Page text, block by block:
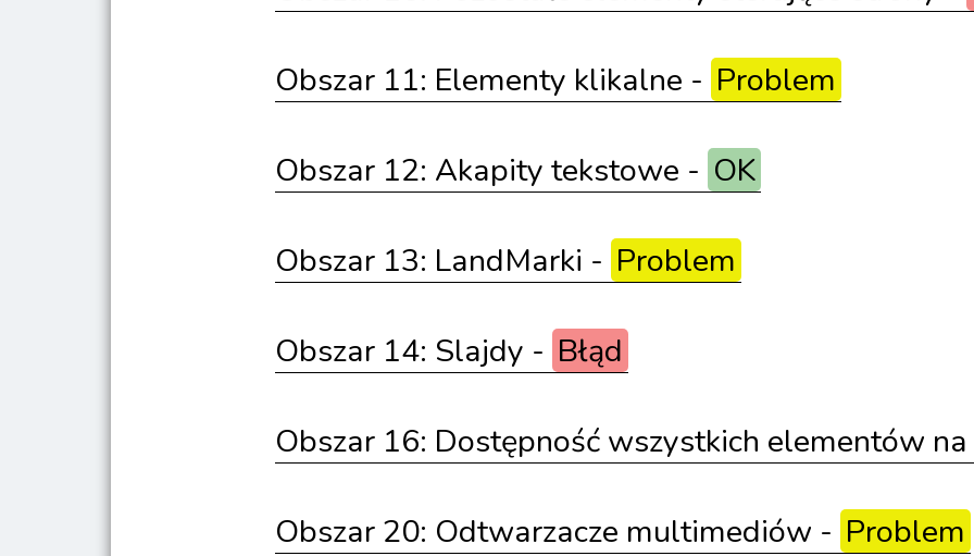
Obszar 11: Elementy klikalne - Problem
Obszar 12: Akapity tekstowe - OK
Obszar 13: LandMarki - Problem
Obszar 14: Slajdy - Błąd
Obszar 16: Dostępność wszystkich elementów
Obszar 20: Odtwarzacze multimediów - Problem